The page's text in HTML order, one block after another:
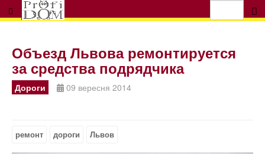
Объезд Львова ремонтируется
за средства подрядчика
Дороги 09 вересня 2014
ремонт дороги Львов